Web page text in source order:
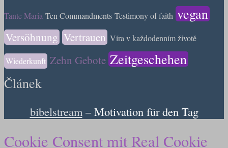
Tante Maria Ten Commandments Testimony of faith vegan
Versöhnung Vertrauen Víra v každodenním životě
Wiederkunft Zehn Gebote Zeitgeschehen
Článek
bibelstream– Motivation für den Tag
Cookie Consent mit Real Cookie